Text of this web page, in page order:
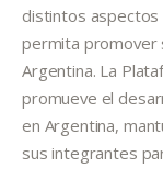
distintos
permita promover
Argentina. La
promueve el
en Argentina,
sus integrantes